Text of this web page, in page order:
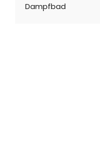
Dampfbad